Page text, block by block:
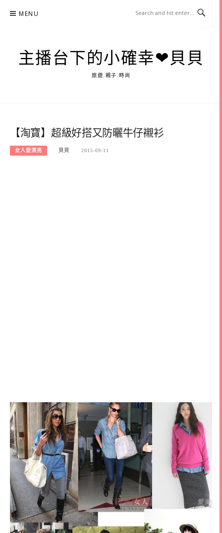
MENU
主播台下的小確幸❤貝貝
旅遊.親子.時尚
【淘寶】超級好搭又防曬牛仔襯衫
女人愛漂亮 貝貝 2015-09-11